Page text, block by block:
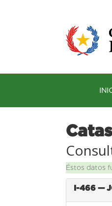
Éstos datos
I-466 —